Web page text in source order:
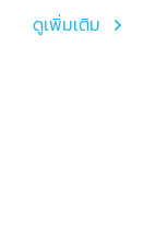
ดูเพิ่มเติม